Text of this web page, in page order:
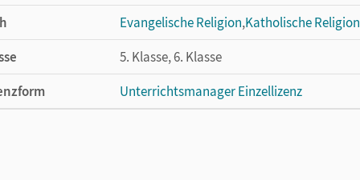
Evangelische Religion,Katholische Religion
5. Klasse, 6. Klasse
Unterrichtsmanager Einzellizenz